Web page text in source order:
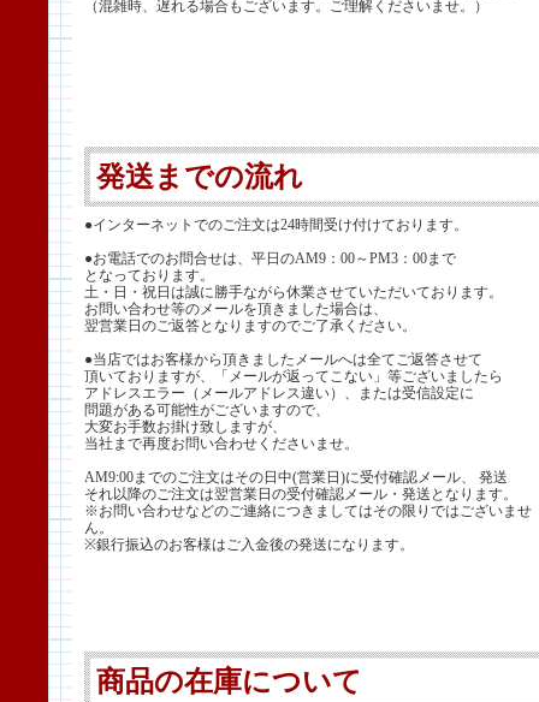
（混雑時、遅れる場合もございます。ご理解くださいませ。）
発送までの流れ
●インターネットでのご注文は24時間受け付けております。
●お電話でのお問合せは、平日のAM9：00～PM3：00まで
となっております。
土・日・祝日は誠に勝手ながら休業させていただいております。
お問い合わせ等のメールを頂きました場合は、
翌営業日のご返答となりますのでご了承ください。
●当店ではお客様から頂きましたメールへは全てご返答させて
頂いておりますが、「メールが返ってこない」等ございましたら
アドレスエラー（メールアドレス違い）、または受信設定に
問題がある可能性がございますので、
大変お手数お掛け致しますが、
当社まで再度お問い合わせくださいませ。
AM9:00までのご注文はその日中(営業日)に受付確認メール、 発送
それ以降のご注文は翌営業日の受付確認メール・発送となります。
※お問い合わせなどのご連絡につきましてはその限りではございませ
ん。
※銀行振込のお客様はご入金後の発送になります。
商品の在庫について